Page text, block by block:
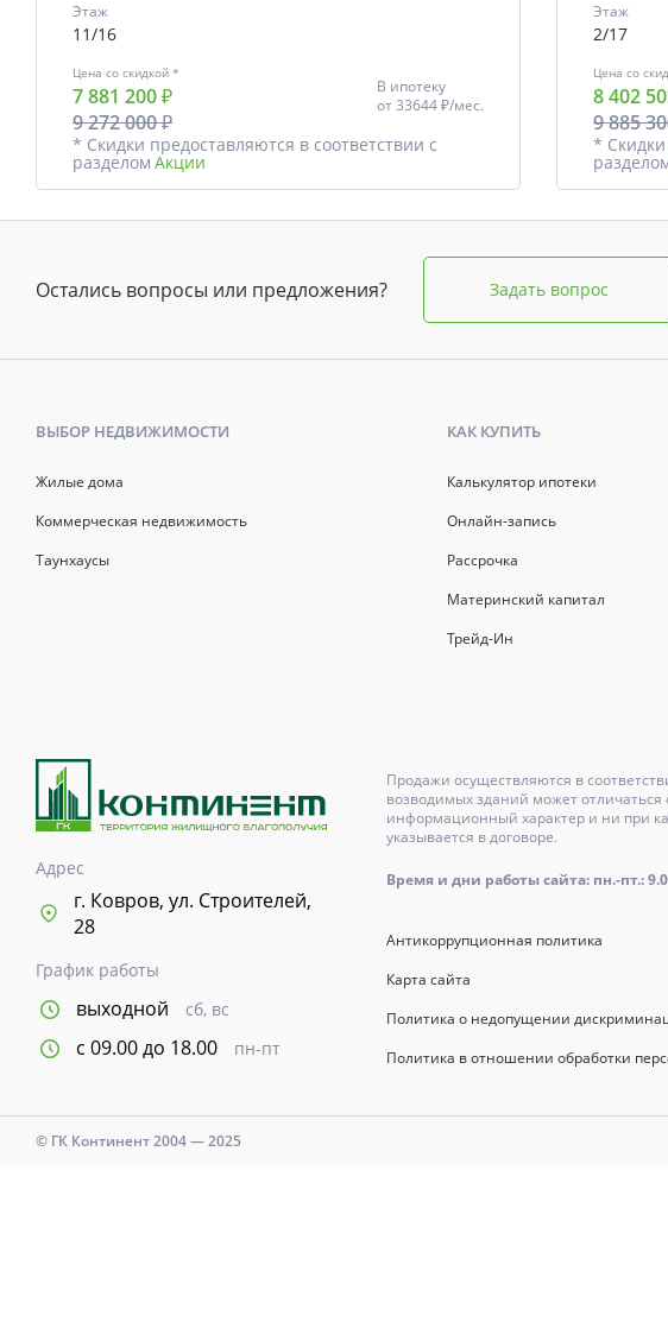
Этаж
11/16
Цена со скидкой *
7 881 200 ₽
9 272 000 ₽
В ипотеку
от33644 ₽/мес.
* Скидки предоставляются в соответствии с
разделом Акции
Этаж
2/17
Цена со
8 402
9 885
* Скидки
Остались вопросы или предложения? Задать вопрос
ВЫБОР НЕДВИЖИМОСТИ
Жилые дома
Коммерческая недвижимость
Таунхаусы
КАК КУПИТЬ
Калькулятор ипотеки
Онлайн-запись
Рассрочка
Материнский капитал
Трейд-Ин
Адрес
г. Ковров, ул. Строителей,
28
График работы
выходной сб, вс
с 09.00 до 18.00 пн-пт
Продажи осуществляются в
возводимых зданий может
информационный характер и ни при
указывается в договоре.
Время и дни работы сайта: пн.-пт.:
Антикоррупционная политика
Карта сайта
Политика о недопущении
Политика в отношении обработки
© ГК Континент 2004 — 2025